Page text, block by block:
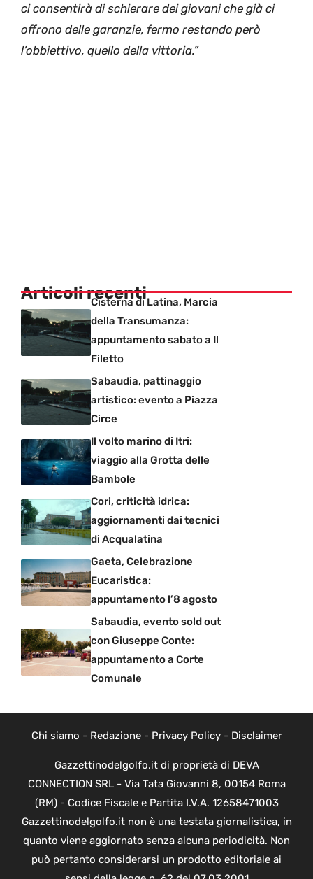
ci consentirà di schierare dei giovani che già ci
offrono delle garanzie, fermo restando però
l’obbiettivo, quello della vittoria.”
Articoli recentiCisterna di Latina, Marcia
della Transumanza:
appuntamento sabato a Il
Filetto
Sabaudia, pattinaggio
artistico: evento a Piazza
Circe
Il volto marino di Itri:
viaggio alla Grotta delle
Bambole
Cori, criticità idrica:
aggiornamenti dai tecnici
di Acqualatina
Gaeta, Celebrazione
Eucaristica:
appuntamento l’8 agosto
Sabaudia, evento sold out
con Giuseppe Conte:
appuntamento a Corte
Comunale
Chi siamo - Redazione- Privacy Policy- Disclaimer
Gazzettinodelgolfo.it di proprietà di DEVA
CONNECTION SRL - Via Tata Giovanni 8, 00154 Roma
(RM) - Codice Fiscale e Partita I.V.A. 12658471003
Gazzettinodelgolfo.it non è una testata giornalistica, in
quanto viene aggiornato senza alcuna periodicità. Non
può pertanto considerarsi un prodotto editoriale ai